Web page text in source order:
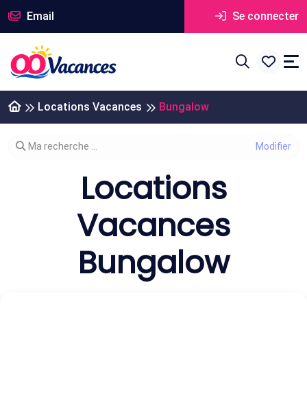
Email Se connecter
Locations Vacances Bungalow
Modifier votre recherche
Ma recherche ...
Locations
Vacances
Bungalow